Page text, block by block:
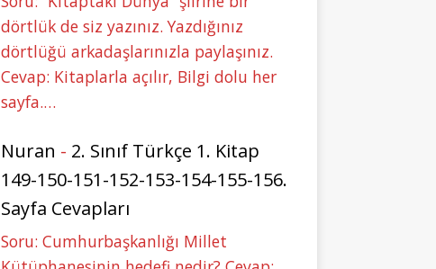
dörtlük de siz yazınız. Yazdığınız
dörtlüğü arkadaşlarınızla paylaşınız.
Cevap: Kitaplarla açılır, Bilgi dolu her
sayfa.…
Nuran - 2. Sınıf Türkçe 1. Kitap
149-150-151-152-153-154-155-156.
Sayfa Cevapları
Soru: Cumhurbaşkanlığı Millet